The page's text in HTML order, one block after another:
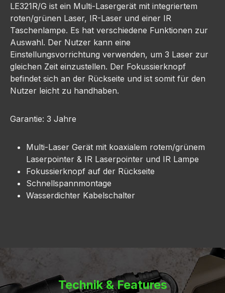
LE321R/G ist ein Multi-Lasergerät mit integriertem
roten/grünen Laser, IR-Laser und einer IR
Taschenlampe. Es hat verschiedene Funktionen zur
Auswahl. Der Nutzer kann eine
Einstellungsvorrichtung verwenden, um 3 Laser zur
gleichen Zeit einzustellen. Der Fokussierknopf
befindet sich an der Rückseite und ist somit für den
Nutzer leicht zu handhaben.
Garantie: 3 Jahre
Multi-Laser Gerät mit koaxialem rotem/grünem
Laserpointer & IR Laserpointer und IR Lampe
Fokussierknopf auf der Rückseite
Schnellspannmontage
Wasserdichter Kabelschalter
Technik & Features